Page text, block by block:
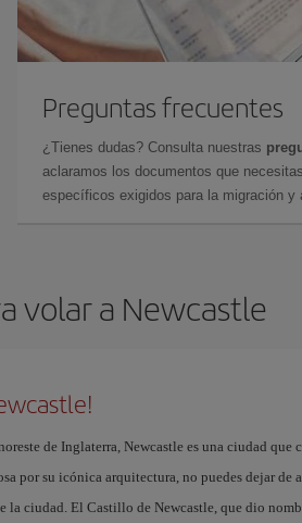
Preguntas frecuentes
¿Tienes dudas? Consulta nuestras
aclaramos los documentos que
específicos exigidos para la migración y
volar a Newcastle
de Inglaterra, Newcastle es una ciudad
por su icónica arquitectura, no puedes dejar de
la ciudad. El Castillo de Newcastle, que dio